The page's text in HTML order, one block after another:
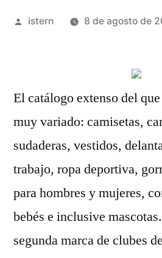
Publicado
istern 8 de agosto de
El catálogo extenso del
muy variado: camisetas,
sudaderas, vestidos,
trabajo, ropa deportiva,
para hombres y mujeres,
bebés e inclusive
segunda marca de clubes